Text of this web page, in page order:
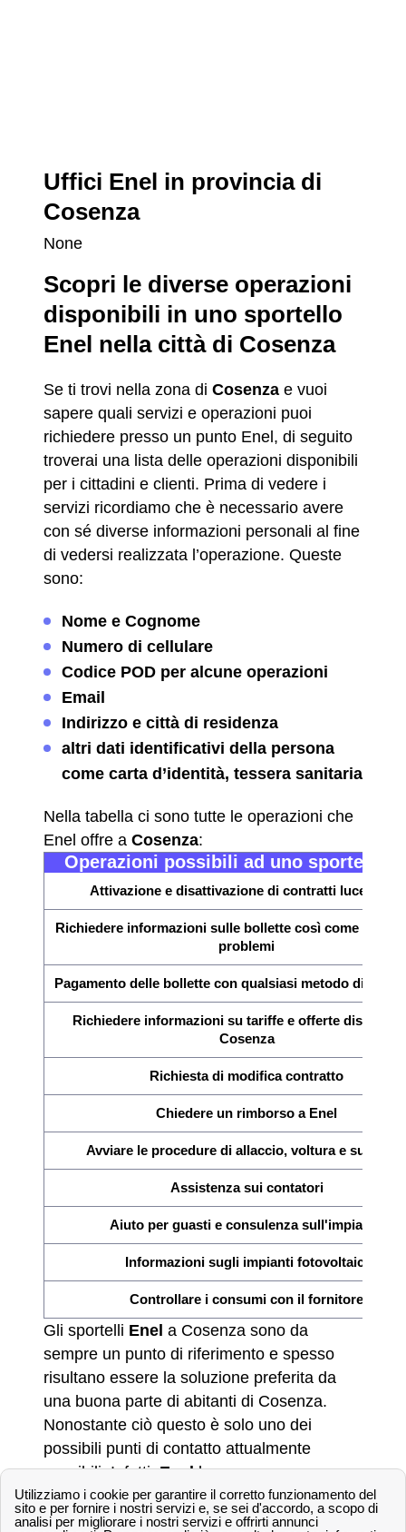
Uffici Enel in provincia di
Cosenza
None
Scopri le diverse operazioni
disponibili in uno sportello
Enel nella città di Cosenza
Se ti trovi nella zona di Cosenza e vuoi
sapere quali servizi e operazioni puoi
richiedere presso un punto Enel, di seguito
troverai una lista delle operazioni disponibili
per i cittadini e clienti. Prima di vedere i
servizi ricordiamo che è necessario avere
con sé diverse informazioni personali al fine
di vedersi realizzata l’operazione. Queste
sono:
Nome e Cognome
Numero di cellulare
Codice POD per alcune operazioni
Email
Indirizzo e città di residenza
altri dati identificativi della persona
come carta d’identità, tessera sanitaria
Nella tabella ci sono tutte le operazioni che
Enel offre a Cosenza:
Operazioni possibili ad uno sportello
Attivazione e disattivazione di contratti luce e gas
Richiedere informazioni sulle bollette così come la
problemi
Pagamento delle bollette con qualsiasi metodo di
Richiedere informazioni su tariffe e offerte
Cosenza
Richiesta di modifica contratto
Chiedere un rimborso a Enel
Avviare le procedure di allaccio, voltura e subentro
Assistenza sui contatori
Aiuto per guasti e consulenza sull'impianto
Informazioni sugli impianti fotovoltaici
Controllare i consumi con il fornitore
Gli sportelli Enel a Cosenza sono da
sempre un punto di riferimento e spesso
risultano essere la soluzione preferita da
una buona parte di abitanti di Cosenza.
Nonostante ciò questo è solo uno dei
possibili punti di contatto attualmente
possibili. Infatti,Enelha messo a
disposizione per tutta la penisola italiana e
quindi anche per gli abitanti della provincia